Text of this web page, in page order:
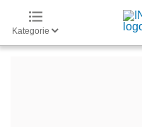
Kategorie